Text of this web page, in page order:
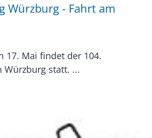
Würzburg - Fahrt am
17. Mai findet der 104.
Würzburg statt. ...